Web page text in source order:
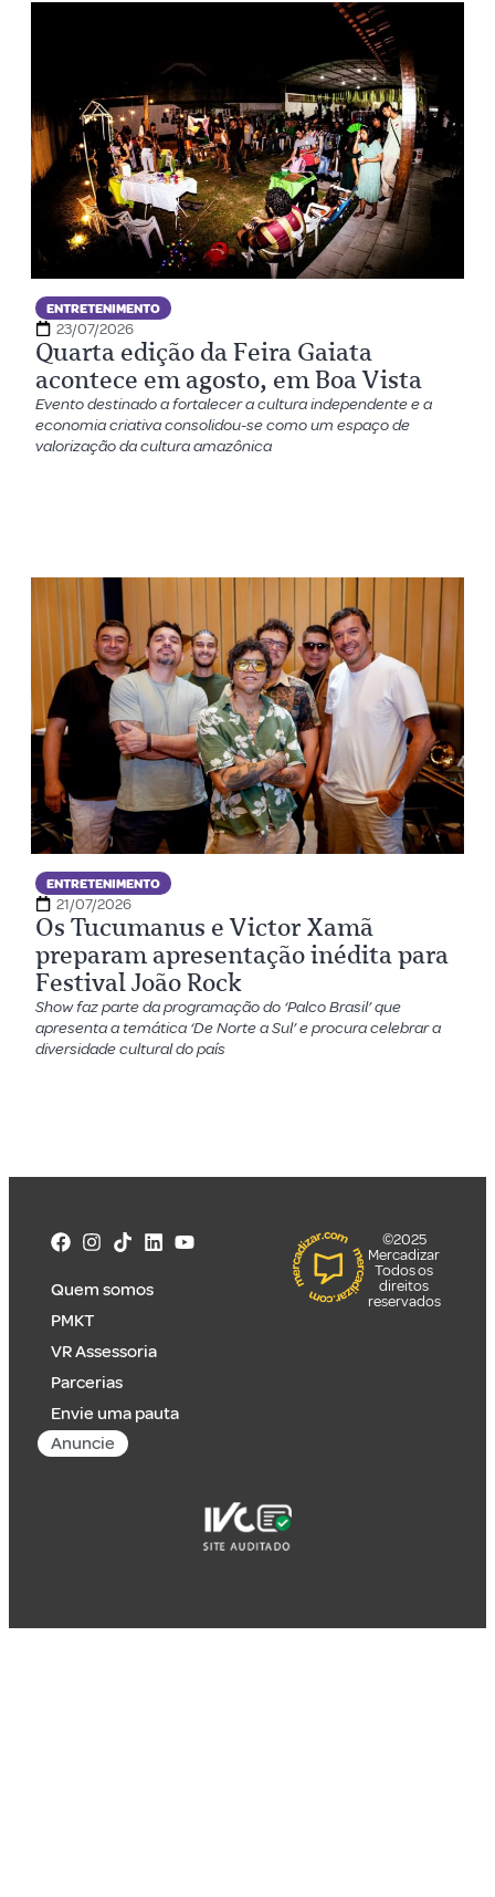
ENTRETENIMENTO
23/07/2026
Quarta edição da Feira Gaiata
acontece em agosto, em Boa Vista
Evento destinado a fortalecer a cultura independente e a
economia criativa consolidou-se como um espaço de
valorização da cultura amazônica
ENTRETENIMENTO
21/07/2026
Os Tucumanus e Victor Xamã
preparam apresentação inédita para
Festival João Rock
Show faz parte da programação do ‘Palco Brasil’ que
apresenta a temática ‘De Norte a Sul’ e procura celebrar a
diversidade cultural do país
Quem somos
PMKT
VR Assessoria
Parcerias
Envie uma pauta
Anuncie
©2025
Mercadizar
Todos os
direitos
reservados